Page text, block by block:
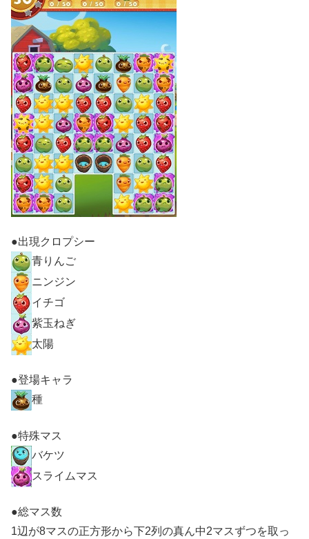
●出現クロプシー
青りんご
ニンジン
イチゴ
紫玉ねぎ
太陽
●登場キャラ
種
●特殊マス
バケツ
スライムマス
●総マス数
1辺が8マスの正方形から下2列の真ん中2マスずつを取っ